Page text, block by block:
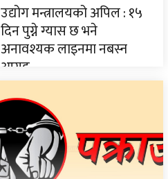
उद्योग मन्त्रालयको अपिल : १५
दिन पुग्ने ग्यास छ भने
अनावश्यक लाइनमा नबस्न
आग्रह